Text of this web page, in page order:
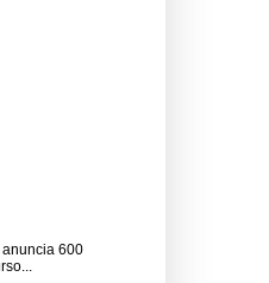
600